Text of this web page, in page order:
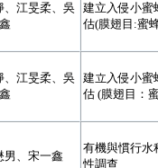
、江旻柔、吳 建立入侵小蜜
估(膜翅目:蜜
、江旻柔、吳 建立入侵小蜜
估 (膜翅目：
男、宋一鑫
有機與慣行水
性調查